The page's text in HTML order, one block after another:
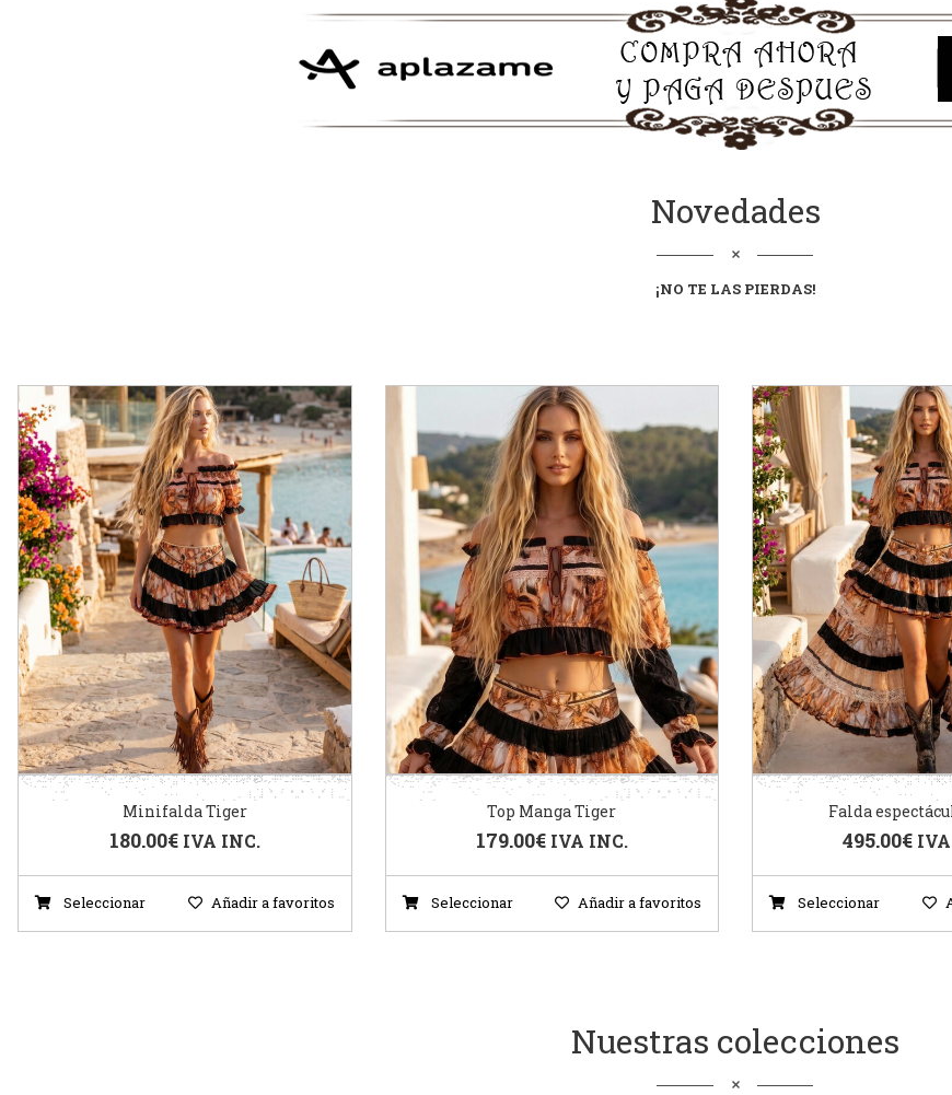
Novedades
¡NO TE LAS PIERDAS!
Minifalda Tiger
180.00€ IVA INC.
Seleccionar Añadir a favoritos
Top Manga Tiger
179.00€ IVA INC.
Seleccionar Añadir a favoritos
Falda
495.00€
Seleccionar
Nuestras colecciones